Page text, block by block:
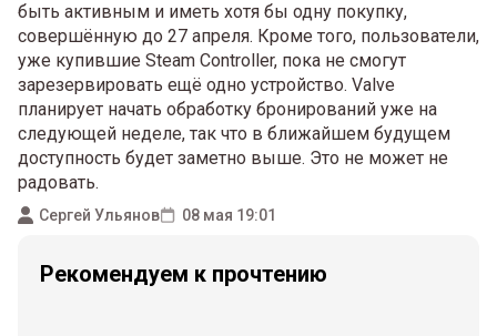
быть активным и иметь хотя бы одну покупку,
совершённую до 27 апреля. Кроме того, пользователи,
уже купившие Steam Controller, пока не смогут
зарезервировать ещё одно устройство. Valve
планирует начать обработку бронирований уже на
следующей неделе, так что в ближайшем будущем
доступность будет заметно выше. Это не может не
радовать.
Сергей Ульянов 08 мая 19:01
Рекомендуем к прочтению